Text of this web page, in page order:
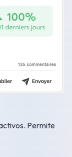
Permite